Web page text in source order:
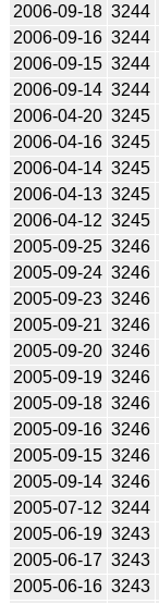
2006-09-18 3244
2006-09-16 3244
2006-09-15 3244
2006-09-14 3244
2006-04-20 3245
2006-04-16 3245
2006-04-14 3245
2006-04-13 3245
2006-04-12 3245
2005-09-25 3246
2005-09-24 3246
2005-09-23 3246
2005-09-21 3246
2005-09-20 3246
2005-09-19 3246
2005-09-18 3246
2005-09-16 3246
2005-09-15 3246
2005-09-14 3246
2005-07-12 3244
2005-06-19 3243
2005-06-17 3243
2005-06-16 3243